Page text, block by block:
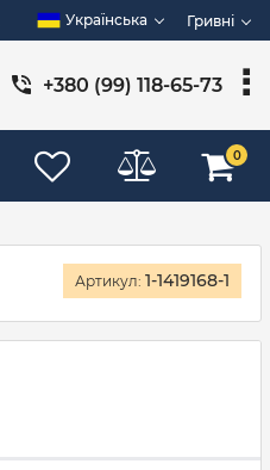
Українська Гривні
+380 (99) 118-65-73
0
Артикул: 1-1419168-1